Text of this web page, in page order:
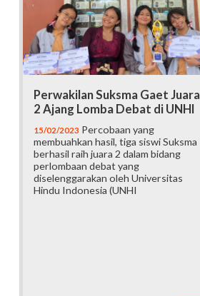
Perwakilan Suksma Gaet Juara
2 Ajang Lomba Debat di UNHI
15/02/2023 Percobaan yang
membuahkan hasil, tiga siswi Suksma
berhasil raih juara 2 dalam bidang
perlombaan debat yang
diselenggarakan oleh Universitas
Hindu Indonesia (UNHI